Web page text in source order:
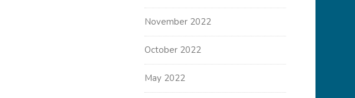
November 2022
October 2022
May 2022